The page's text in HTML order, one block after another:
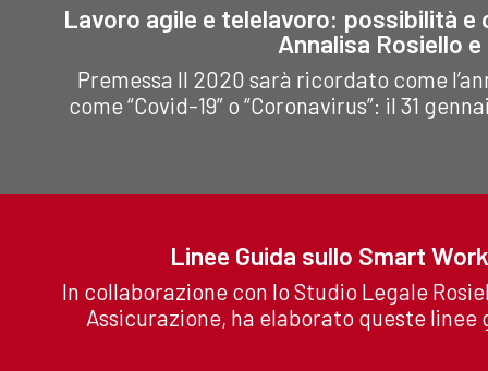
Lavoro agile e telelavoro: possibilità e
Annalisa Rosiello
Premessa Il 2020 sarà ricordato come
come “Covid-19” o “Coronavirus”: il 31
Linee Guida sullo Smart
In collaborazione con lo Studio Legale
Assicurazione, ha elaborato queste